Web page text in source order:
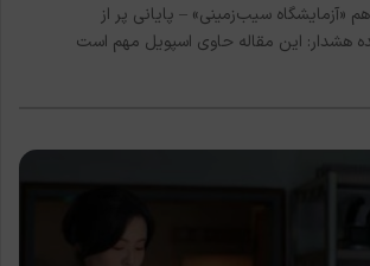
سیب‌زمینی» – پایانی پر از
هشدار: این مقاله حاوی اسپویل مهم است